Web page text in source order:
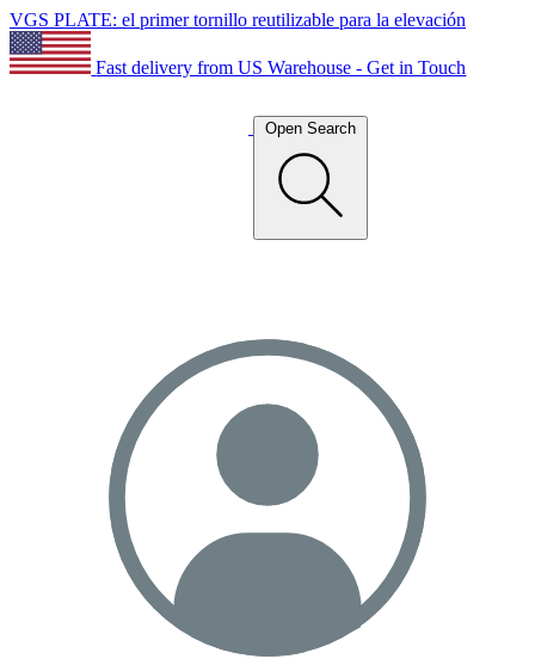
VGS PLATE: el primer tornillo reutilizable para la elevación
Fast delivery from US Warehouse - Get in Touch
Open Search